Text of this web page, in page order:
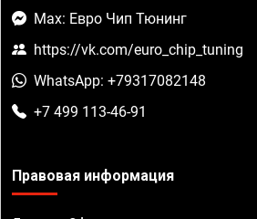
Max: Евро Чип Тюнинг
https://vk.com/euro_chip_tuning
WhatsApp: +79317082148
+7 499 113-46-91
Правовая информация